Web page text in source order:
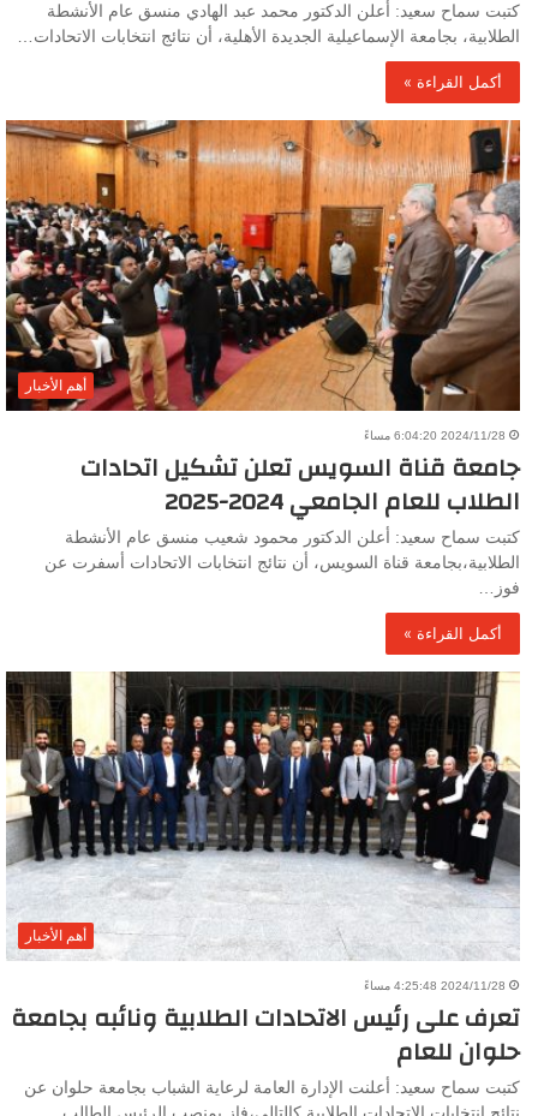
كتبت سماح سعيد: أعلن الدكتور محمد عبد الهادي منسق عام الأنشطة
الطلابية، بجامعة الإسماعيلية الجديدة الأهلية، أن نتائج انتخابات الاتحادات…
أكمل القراءة »
أهم الأخبار
2024/11/28 6:04:20 مساءً
جامعة قناة السويس تعلن تشكيل اتحادات
الطلاب للعام الجامعي 2024-2025
كتبت سماح سعيد: أعلن الدكتور محمود شعيب منسق عام الأنشطة
الطلابية،بجامعة قناة السويس، أن نتائج انتخابات الاتحادات أسفرت عن
فوز…
أكمل القراءة »
أهم الأخبار
2024/11/28 4:25:48 مساءً
تعرف على رئيس الاتحادات الطلابية ونائبه بجامعة
حلوان للعام
كتبت سماح سعيد: أعلنت الإدارة العامة لرعاية الشباب بجامعة حلوان عن